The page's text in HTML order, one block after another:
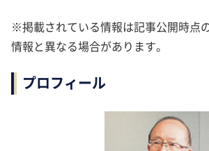
※掲載されている情報は記事公開時点
情報と異なる場合があります。
プロフィール